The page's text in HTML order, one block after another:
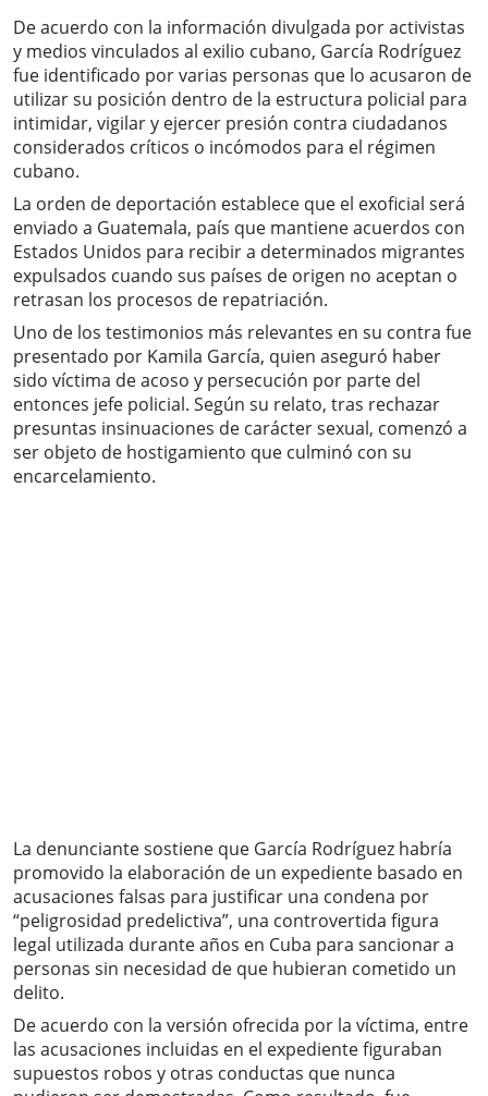
De acuerdo con la información divulgada por activistas
y medios vinculados al exilio cubano, García Rodríguez
fue identificado por varias personas que lo acusaron de
utilizar su posición dentro de la estructura policial para
intimidar, vigilar y ejercer presión contra ciudadanos
considerados críticos o incómodos para el régimen
cubano.
La orden de deportación establece que el exoficial será
enviado a Guatemala, país que mantiene acuerdos con
Estados Unidos para recibir a determinados migrantes
expulsados cuando sus países de origen no aceptan o
retrasan los procesos de repatriación.
Uno de los testimonios más relevantes en su contra fue
presentado por Kamila García, quien aseguró haber
sido víctima de acoso y persecución por parte del
entonces jefe policial. Según su relato, tras rechazar
presuntas insinuaciones de carácter sexual, comenzó a
ser objeto de hostigamiento que culminó con su
encarcelamiento.
La denunciante sostiene que García Rodríguez habría
promovido la elaboración de un expediente basado en
acusaciones falsas para justificar una condena por
“peligrosidad predelictiva”, una controvertida figura
legal utilizada durante años en Cuba para sancionar a
personas sin necesidad de que hubieran cometido un
delito.
De acuerdo con la versión ofrecida por la víctima, entre
las acusaciones incluidas en el expediente figuraban
supuestos robos y otras conductas que nunca